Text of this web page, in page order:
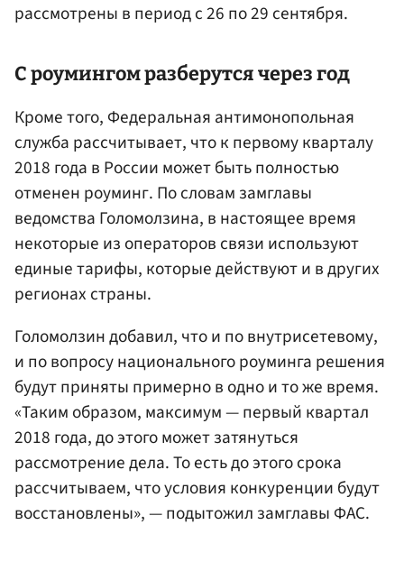
рассмотрены в период с 26 по 29 сентября.
С роумингом разберутся через год
Кроме того, Федеральная антимонопольная
служба рассчитывает, что к первому кварталу
2018 года в России может быть полностью
отменен роуминг. По словам замглавы
ведомства Голомолзина, в настоящее время
некоторые из операторов связи используют
единые тарифы, которые действуют и в других
регионах страны.
Голомолзин добавил, что и по внутрисетевому,
и по вопросу национального роуминга решения
будут приняты примерно в одно и то же время.
«Таким образом, максимум — первый квартал
2018 года, до этого может затянуться
рассмотрение дела. То есть до этого срока
рассчитываем, что условия конкуренции будут
восстановлены», — подытожил замглавы ФАС.